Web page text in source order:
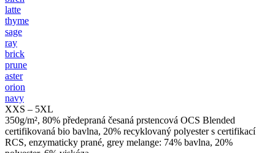
latte
thyme
sage
ray
brick
prune
aster
orion
navy
XXS – 5XL
350g/m², 80% předepraná česaná prstencová OCS Blended
certifikovaná bio bavlna, 20% recyklovaný polyester s certifikací
RCS, enzymaticky prané, grey melange: 74% bavlna, 20%